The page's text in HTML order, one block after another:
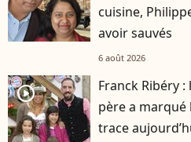
cuisine,
avoir sauvés
6 août 2026
player2
Franck Ribéry
père a marqué
trace